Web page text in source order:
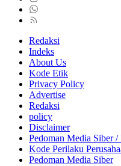
Redaksi
Indeks
About Us
Kode Etik
Privacy Policy
Advertise
Redaksi
policy
Disclaimer
Pedoman Media Siber
Kode Perilaku
Pedoman Media Siber